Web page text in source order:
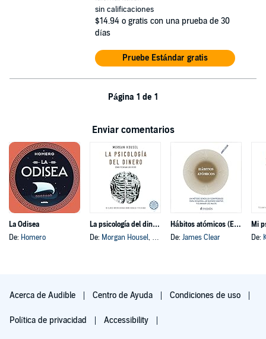
sin calificaciones
$14.94 o gratis con una prueba de 30
días
Pruebe Estándar gratis
Página 1 de 1
Enviar comentarios
La Odisea
De: Homero
La psicología del dinero
De: Morgan Housel, y otros
Hábitos atómicos (Español neutro)
De: James Clear
Mi
De:
Acerca de Audible Centro de Ayuda Condiciones de uso
Política de privacidad Accessibility